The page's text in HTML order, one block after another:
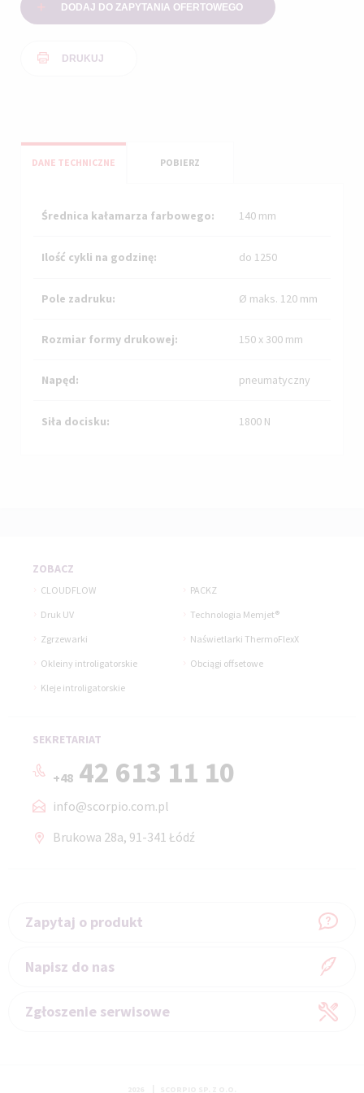
DODAJ DO ZAPYTANIA OFERTOWEGO
DRUKUJ
DANE TECHNICZNE POBIERZ
Średnica kałamarza farbowego: 140 mm
Ilość cykli na godzinę: do 1250
Pole zadruku: Ø maks. 120 mm
Rozmiar formy drukowej: 150 x 300 mm
Napęd: pneumatyczny
Siła docisku: 1800 N
ZOBACZ
CLOUDFLOW
PACKZ
Druk UV
Technologia Memjet®
Zgrzewarki
Naświetlarki ThermoFlexX
Okleiny introligatorskie
Obciągi offsetowe
Kleje introligatorskie
SEKRETARIAT
+48 42 613 11 10
info@scorpio.com.pl
Brukowa 28a, 91-341 Łódź
Zapytaj o produkt
Napisz do nas
Zgłoszenie serwisowe